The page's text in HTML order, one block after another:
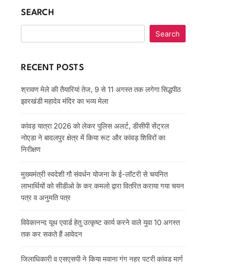
SEARCH
Search
RECENT POSTS
श्रावण मेले की तैयारियां तेज, 9 से 11 अगस्त तक लगेगा सिद्धपीठ
झारखंडी महादेव मंदिर का भव्य मेला
कांवड़ यात्रा 2026 को लेकर पुलिस अलर्ट, डीसीपी सेंट्रल
नोएडा ने बादलपुर क्षेत्र में किया रूट और कांवड़ शिविरों का
निरीक्षण
मुख्यमंत्री स्वदेशी गौ संवर्धन योजना के ई-लॉटरी से चयनित
लाभार्थियों को सीडीओ के कर कमलो द्वारा वितरित कराया गया चयन
पत्र व अनुमति पत्र
विवेकानन्द यूथ एवार्ड हेतु उत्कृष्ट कार्य करने वाले युवा 10 अगस्त
तक कर सकते हैं आवेदन
जिलाधिकारी व एसएसपी ने किया मवाना गंग नहर पटरी कांवड मार्ग